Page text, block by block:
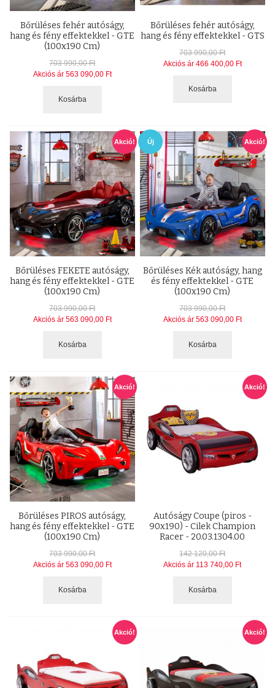
Bőrüléses fehér autóságy,
hang és fény effektekkel - GTE
(100x190 Cm)
703 990,00 Ft
Akciós ár 563 090,00 Ft
Kosárba
Bőrüléses fehér autóságy,
hang és fény effektekkel - GTS
703 990,00 Ft
Akciós ár 466 400,00 Ft
Kosárba
Akció!
Bőrüléses FEKETE autóságy,
hang és fény effektekkel - GTE
(100x190 Cm)
703 990,00 Ft
Akciós ár 563 090,00 Ft
Kosárba
Új Akció!
Bőrüléses Kék autóságy, hang
és fény effektekkel - GTE
(100x190 Cm)
703 990,00 Ft
Akciós ár 563 090,00 Ft
Kosárba
Akció!
Bőrüléses PIROS autóságy,
hang és fény effektekkel - GTE
(100x190 Cm)
703 990,00 Ft
Akciós ár 563 090,00 Ft
Kosárba
Akció!
Autóságy Coupe (piros -
90x190) - Cilek Champion
Racer - 20.03.1304.00
142 120,00 Ft
Akciós ár 113 740,00 Ft
Kosárba
Akció! Akció!